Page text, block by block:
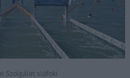
Szolgálat siófoki